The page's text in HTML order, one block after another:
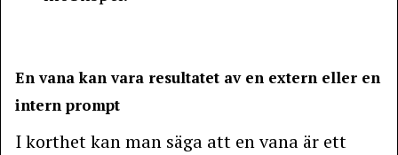
En vana kan vara resultatet av en extern eller en
intern prompt
I korthet kan man säga att en vana är ett